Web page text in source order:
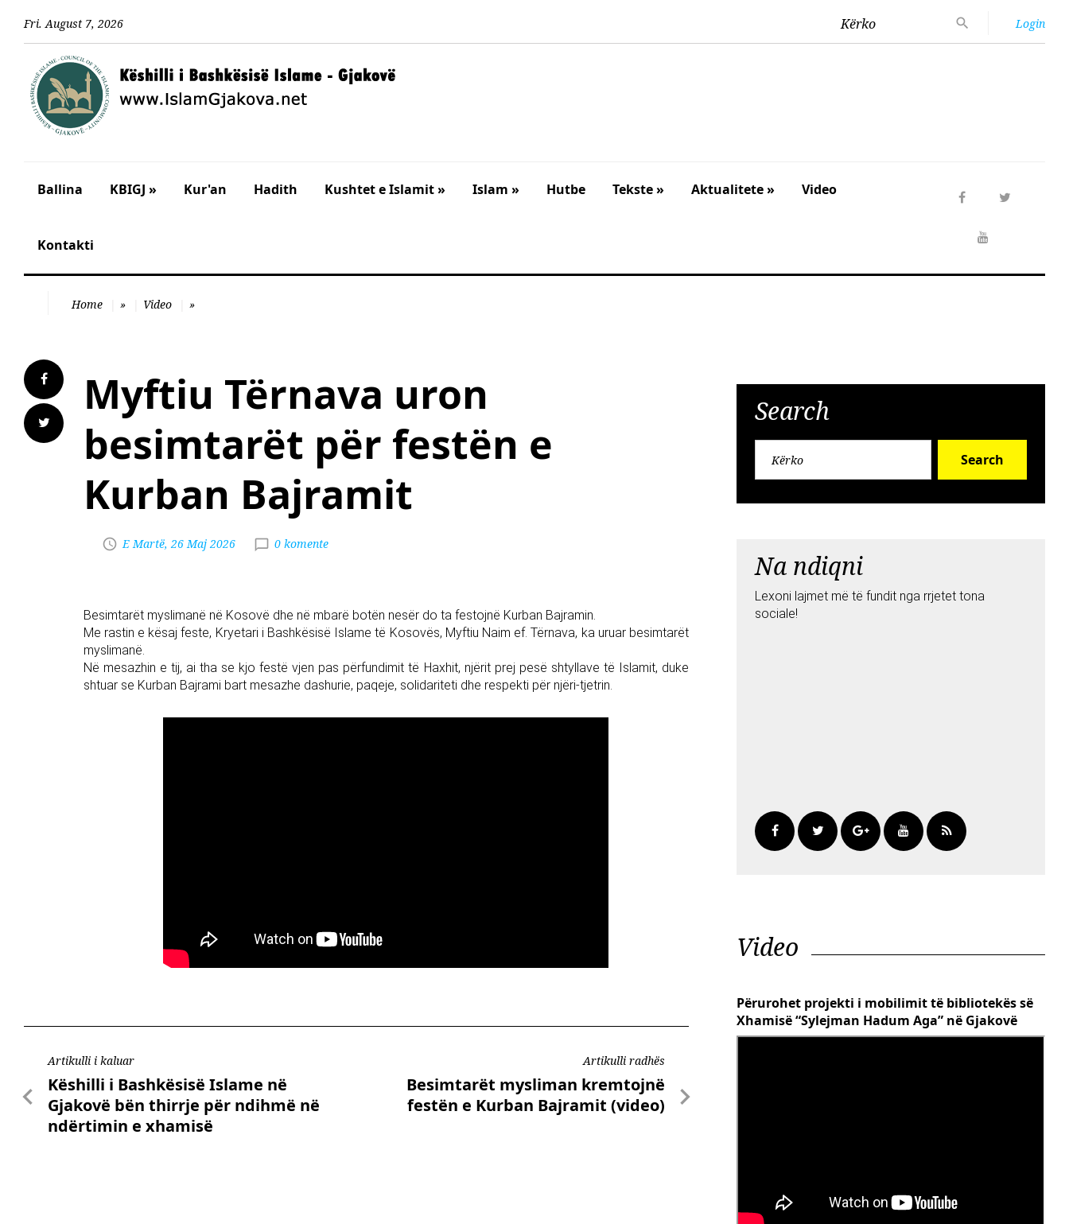
Fri. August 7, 2026 Kërko Login
Ballina KBIGJ » Kur'an Hadith Kushtet e Islamit » Islam » Hutbe Tekste » Aktualitete » Video
Kontakti
Home » Video »
Myftiu Tërnava uron
besimtarët për festën e
Kurban Bajramit
E Martë, 26 Maj 2026 0 komente
Besimtarët myslimanë në Kosovë dhe në mbarë botën nesër do ta festojnë Kurban Bajramin.
Me rastin e kësaj feste, Kryetari i Bashkësisë Islame të Kosovës, Myftiu Naim ef. Tërnava, ka uruar besimtarët
myslimanë.
Në mesazhin e tij, ai tha se kjo festë vjen pas përfundimit të Haxhit, njërit prej pesë shtyllave të Islamit, duke
shtuar se Kurban Bajrami bart mesazhe dashurie, paqeje, solidariteti dhe respekti për njëri-tjetrin.
Artikulli i kaluar
Këshilli i Bashkësisë Islame në
Gjakovë bën thirrje për ndihmë në
ndërtimin e xhamisë
Artikulli radhës
Besimtarët mysliman kremtojnë
festën e Kurban Bajramit (video)
Search
Search
Na ndiqni
Lexoni lajmet më të fundit nga rrjetet tona
sociale!
Video
Përurohet projekti i mobilimit të bibliotekës së
Xhamisë “Sylejman Hadum Aga” në Gjakovë